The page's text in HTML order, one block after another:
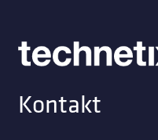
Kontakt